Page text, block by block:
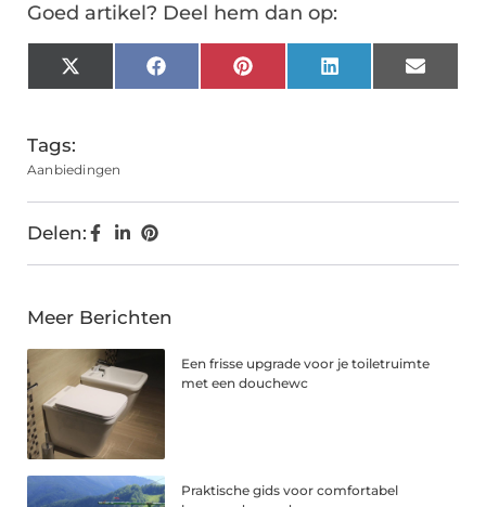
Goed artikel? Deel hem dan op:
X
(Twitter)
FacebookPinterestLinkedInEmail
Tags:
Aanbiedingen
Delen:
Meer Berichten
Een frisse upgrade voor je toiletruimte
met een douchewc
Praktische gids voor comfortabel